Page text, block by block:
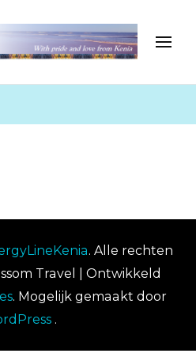
Kenia
. Alle rechten
Travel | Ontwikkeld
. Mogelijk gemaakt door
.